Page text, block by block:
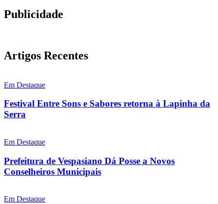
Publicidade
Artigos Recentes
Em Destaque
Festival Entre Sons e Sabores retorna à Lapinha da
Serra
Em Destaque
Prefeitura de Vespasiano Dá Posse a Novos
Conselheiros Municipais
Em Destaque